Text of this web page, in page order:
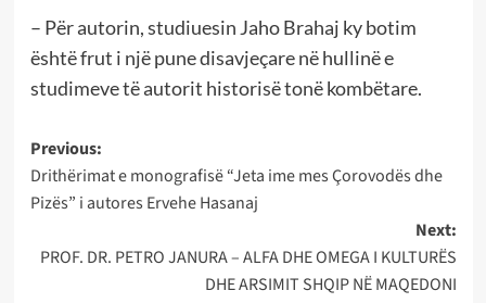
– Për autorin, studiuesin Jaho Brahaj ky botim
është frut i një pune disavjeçare në hullinë e
studimeve të autorit historisë tonë kombëtare.
Post
navigation
Previous:
Drithërimat e monografisë “Jeta ime mes Çorovodës dhe
Pizës” i autores Ervehe Hasanaj
Next:
PROF. DR. PETRO JANURA – ALFA DHE OMEGA I KULTURËS
DHE ARSIMIT SHQIP NË MAQEDONI